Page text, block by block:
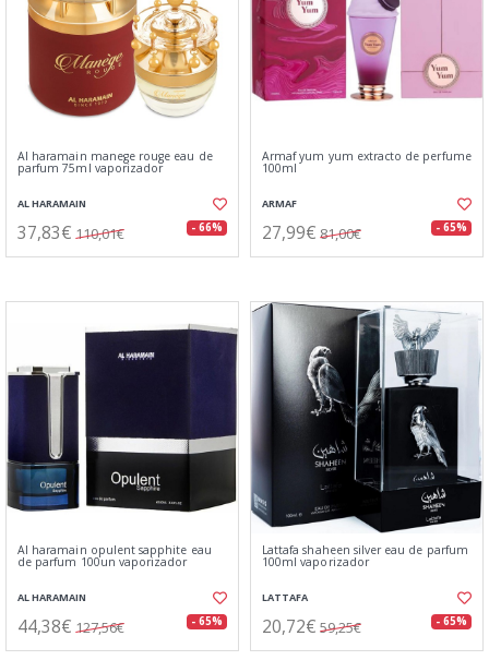
Al haramain manege rouge eau de
parfum 75ml vaporizador
AL HARAMAIN
37,83€ 110,01€ - 66%
Armaf yum yum extracto de perfume
100ml
ARMAF
27,99€ 81,00€ - 65%
Al haramain opulent sapphite eau
de parfum 100un vaporizador
AL HARAMAIN
44,38€ 127,56€ - 65%
Lattafa shaheen silver eau de parfum
100ml vaporizador
LATTAFA
20,72€ 59,25€ - 65%